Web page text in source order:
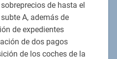
de hasta el
A, además de
de expedientes
de dos pagos
de los coches de la